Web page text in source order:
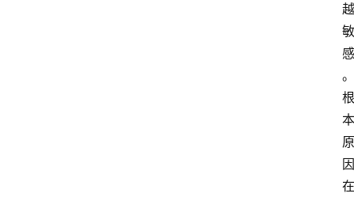
越
敏
感
。
根
本
原
因
在